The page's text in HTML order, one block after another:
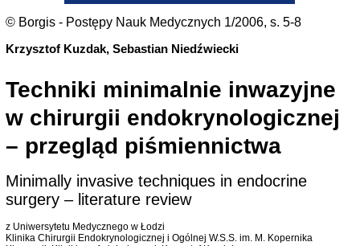
© Borgis - Postępy Nauk Medycznych 1/2006, s. 5-8
Krzysztof Kuzdak, Sebastian Niedźwiecki
Techniki minimalnie inwazyjne
w chirurgii endokrynologicznej
– przegląd piśmiennictwa
Minimally invasive techniques in endocrine
surgery – literature review
z Uniwersytetu Medycznego w Łodzi
Klinika Chirurgii Endokrynologicznej i Ogólnej W.S.S. im. M. Kopernika